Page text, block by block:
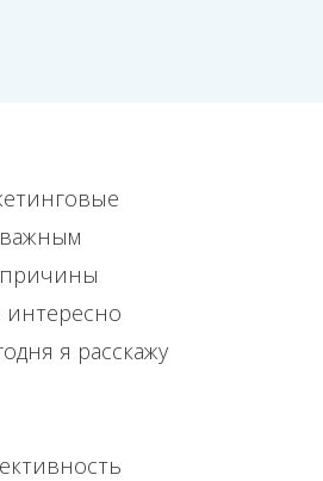
причины
интересно
я расскажу